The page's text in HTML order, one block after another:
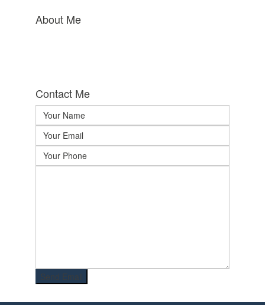
About Me
Contact Me